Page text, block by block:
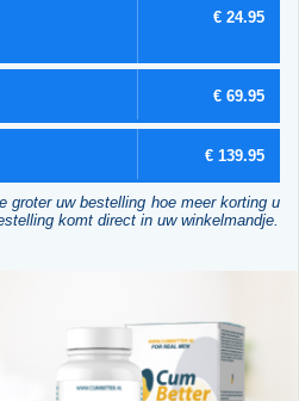
€ 24.95
€ 69.95
€ 139.95
groter uw bestelling hoe meer korting u
komt direct in uw winkelmandje.